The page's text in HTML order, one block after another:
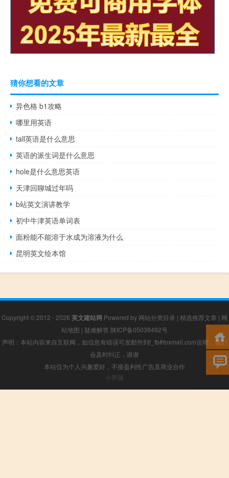
猜你想看的文章
异色格 b1攻略
哪里用英语
tall英语是什么意思
英语的派生词是什么意思
hole是什么意思英语
天津回聊城过年吗
b站英文演讲教学
初中牛津英语单词表
面粉能不能溶于水成为溶液为什么
昆明英文绘本馆
Copyright © 2012 - 2026 英文建站网 Powered by 网站分类目录 | 精选推荐文章 | 网
站地图 | 疑难解答 陕ICP备05039492号
声明：本站内容来自互联网，如信息有错误可发邮件到f_fb#foxmail.com说明，我们
会及时纠正，谢谢
本站仅为个人兴趣爱好，不接盈利性广告及商业合作
小男孩